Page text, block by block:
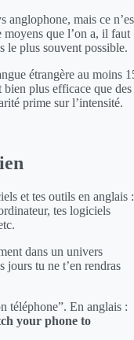
anglophone, mais ce
que l’on a, il faut
le plus souvent possible.
étrangère au moins
plus efficace que des
prime sur l’intensité.
et tes outils en anglais :
tes logiciels
dans un univers
jours tu ne t’en rendras
téléphone”. En anglais :
your phone to